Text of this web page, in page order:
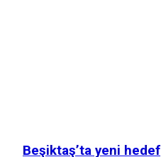
Beşiktaş’ta yeni hedef